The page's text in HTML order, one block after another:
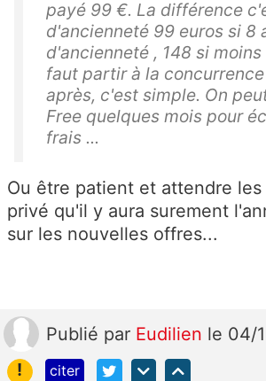
payé 99 €. La différence
d'ancienneté 99 euros si 8
d'ancienneté , 148 si
faut partir à la
après, c'est simple. On
Free quelques mois pour
frais ...
Ou être patient et attendre
privé qu'il y aura surement
sur les nouvelles offres...
Publié par Eudilien le 04/
!
citer